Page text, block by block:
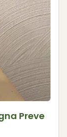
Preve